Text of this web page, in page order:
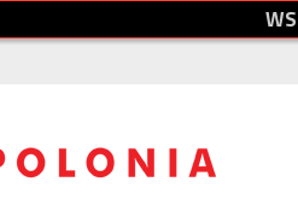
WS